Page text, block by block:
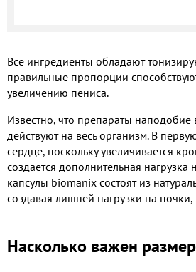
Все ингредиенты обладают
правильные пропорции
увеличению пениса.
Известно, что препараты наподобие
действуют на весь организм. В
сердце, поскольку увеличивается
создается дополнительная нагрузка
капсулы biomanix состоят из
создавая лишней нагрузки на почки,
Насколько важен